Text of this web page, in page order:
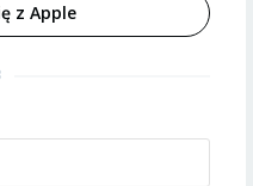
z Apple